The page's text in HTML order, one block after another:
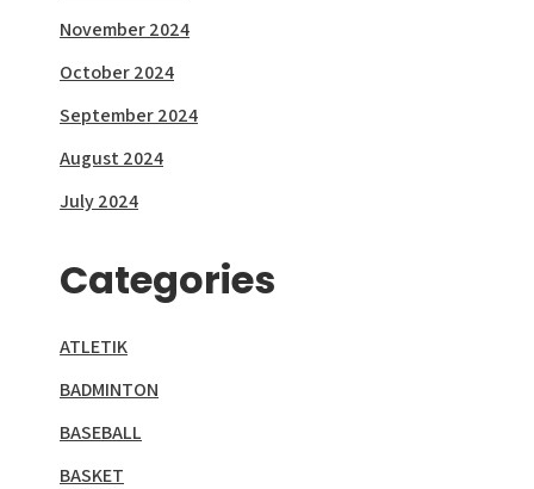
November 2024
October 2024
September 2024
August 2024
July 2024
Categories
ATLETIK
BADMINTON
BASEBALL
BASKET